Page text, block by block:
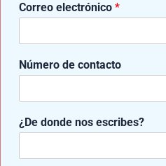
i
*
o
Correo electrónico *
Número de contacto
¿De donde nos escribes?